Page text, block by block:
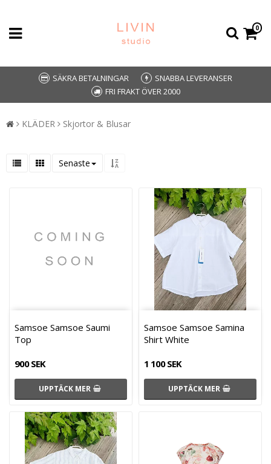
0
SÄKRA BETALNINGAR
SNABBA LEVERANSER
FRI FRAKT ÖVER 2000
KLÄDER Skjortor & Blusar
Senaste
Samsoe Samsoe Saumi
Top
900 SEK
UPPTÄCK MER
Samsoe Samsoe Samina
Shirt White
1 100 SEK
UPPTÄCK MER